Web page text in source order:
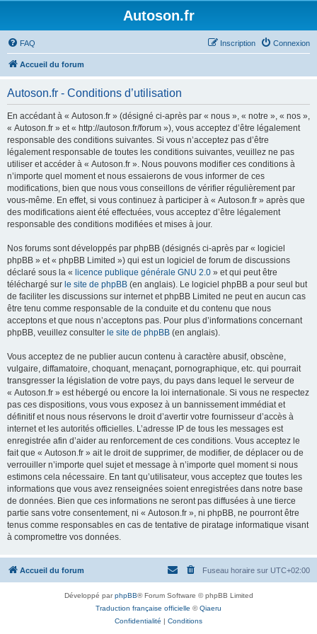
Autoson.fr
FAQ Connexion
Inscription
Accueil du forum
Autoson.fr - Conditions d’utilisation
En accédant à « Autoson.fr » (désigné ci-après par « nous », « notre », « nos »,
« Autoson.fr » et « http://autoson.fr/forum »), vous acceptez d’être légalement
responsable des conditions suivantes. Si vous n’acceptez pas d’être
légalement responsable de toutes les conditions suivantes, veuillez ne pas
utiliser et accéder à « Autoson.fr ». Nous pouvons modifier ces conditions à
n’importe quel moment et nous essaierons de vous informer de ces
modifications, bien que nous vous conseillons de vérifier régulièrement par
vous-même. En effet, si vous continuez à participer à « Autoson.fr » après que
des modifications aient été effectuées, vous acceptez d’être légalement
responsable des conditions modifiées et mises à jour.
Nos forums sont développés par phpBB (désignés ci-après par « logiciel
phpBB » et « phpBB Limited ») qui est un logiciel de forum de discussions
déclaré sous la « licence publique générale GNU 2.0 » et qui peut être
téléchargé sur le site de phpBB (en anglais). Le logiciel phpBB a pour seul but
de faciliter les discussions sur internet et phpBB Limited ne peut en aucun cas
être tenu comme responsable de la conduite et du contenu que nous
acceptons et que nous n’acceptons pas. Pour plus d’informations concernant
phpBB, veuillez consulter le site de phpBB (en anglais).
Vous acceptez de ne publier aucun contenu à caractère abusif, obscène,
vulgaire, diffamatoire, choquant, menaçant, pornographique, etc. qui pourrait
transgresser la législation de votre pays, du pays dans lequel le serveur de
« Autoson.fr » est hébergé ou encore la loi internationale. Si vous ne respectez
pas ces dispositions, vous vous exposez à un bannissement immédiat et
définitif et nous nous réservons le droit d’avertir votre fournisseur d’accès à
internet et les autorités officielles. L’adresse IP de tous les messages est
enregistrée afin d’aider au renforcement de ces conditions. Vous acceptez le
fait que « Autoson.fr » ait le droit de supprimer, de modifier, de déplacer ou de
verrouiller n’importe quel sujet et message à n’importe quel moment si nous
estimons cela nécessaire. En tant qu’utilisateur, vous acceptez que toutes les
informations que vous avez renseignées soient enregistrées dans notre base
de données. Bien que ces informations ne seront pas diffusées à une tierce
partie sans votre consentement, ni « Autoson.fr », ni phpBB, ne pourront être
tenus comme responsables en cas de tentative de piratage informatique visant
à compromettre vos données.
Accueil du forum Fuseau horaire sur UTC+02:00
Développé parphpBB® Forum Software © phpBB Limited
Traduction française officielle ©Qiaeru
Confidentialité | Conditions